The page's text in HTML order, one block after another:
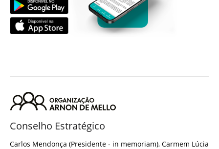
Conselho Estratégico
Carlos Mendonça (Presidente - in memoriam), Carmem Lúcia